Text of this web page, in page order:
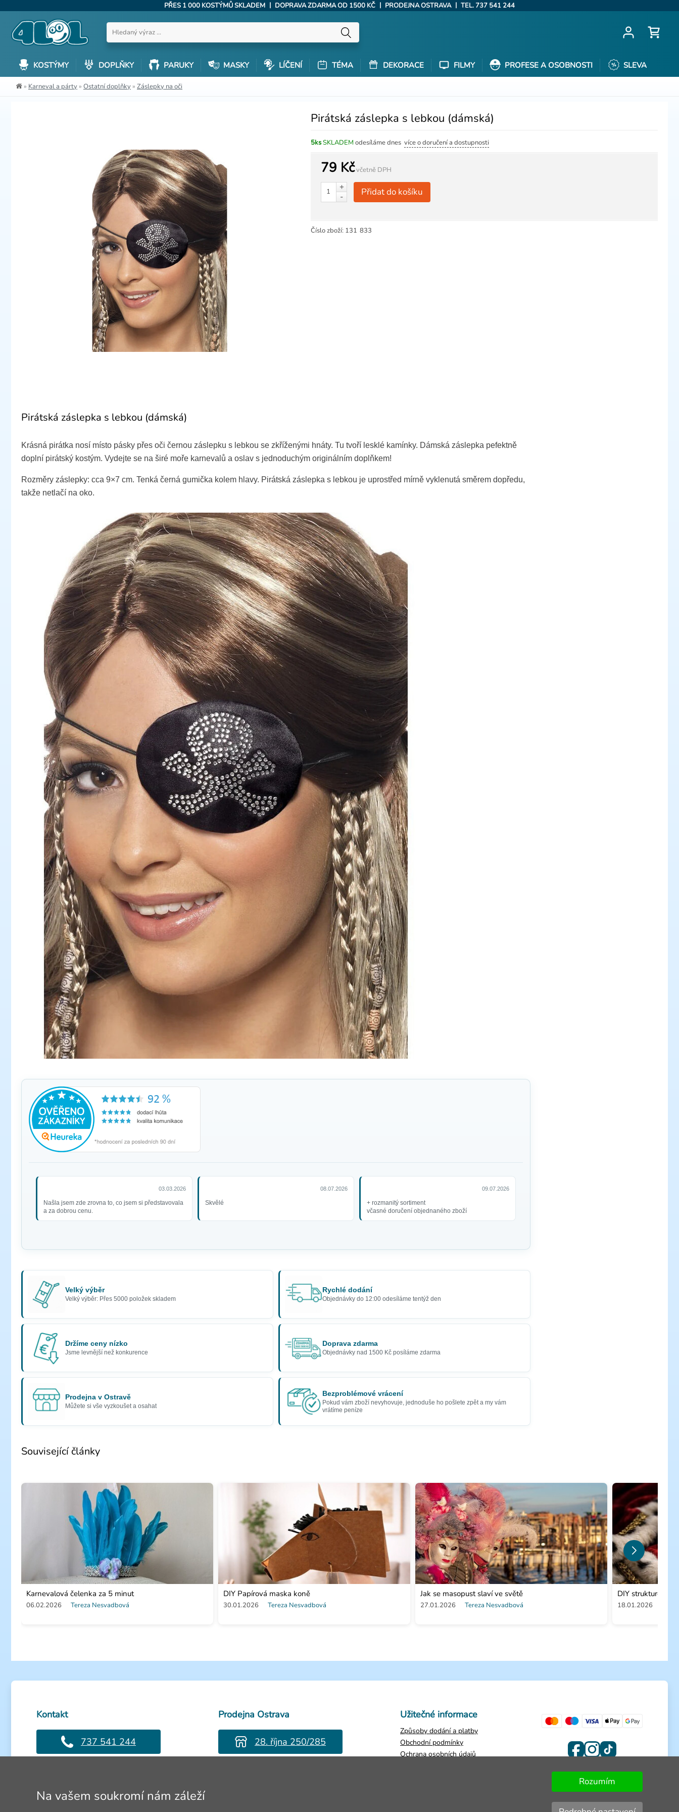
PŘES 1 000 KOSTÝMŮ SKLADEM | DOPRAVA ZDARMA OD 1500 KČ | PRODEJNA OSTRAVA | TEL. 737 541 244
KOSTÝMY DOPLŇKY PARUKY MASKY LÍČENÍ TÉMA DEKORACE FILMY PROFESE A OSOBNOSTI SLEVA
» Karneval a párty » Ostatní doplňky » Záslepky na oči
Pirátská záslepka s lebkou (dámská)
5ksSKLADEM odesíláme dnesvíce o doručení a dostupnosti
79 Kčvčetně DPH
+
-
Přidat do košíku
Číslo zboží: 131 833
Pirátská záslepka s lebkou (dámská)
Krásná pirátka nosí místo pásky přes oči černou záslepku s lebkou se zkříženými hnáty. Tu tvoří lesklé kamínky. Dámská záslepka pefektně
doplní pirátský kostým. Vydejte se na širé moře karnevalů a oslav s jednoduchým originálním doplňkem!
Rozměry záslepky: cca 9×7 cm. Tenká černá gumička kolem hlavy. Pirátská záslepka s lebkou je uprostřed mírně vyklenutá směrem dopředu,
takže netlačí na oko.
03.03.2026
Našla jsem zde zrovna to, co jsem si představovala
a za dobrou cenu.
08.07.2026
Skvělé
09.07.2026
+ rozmanitý sortiment
včasné doručení objednaného zboží
Velký výběr
Velký výběr: Přes 5000 položek skladem
Rychlé dodání
Objednávky do 12:00 odesíláme tentýž den
Držíme ceny nízko
Jsme levnější než konkurence
Doprava zdarma
Objednávky nad 1500 Kč posíláme zdarma
Prodejna v Ostravě
Můžete si vše vyzkoušet a osahat
Bezproblémové vrácení
Pokud vám zboží nevyhovuje, jednoduše ho pošlete zpět a my vám
vrátíme peníze
Související články
Karnevalová čelenka za 5 minut
06.02.2026 Tereza Nesvadbová
DIY Papírová maska koně
30.01.2026 Tereza Nesvadbová
Jak se masopust slaví ve světě
27.01.2026 Tereza Nesvadbová
DIY
18.01.2026
Kontakt
737 541 244
info@4lol.cz
Prodejna Ostrava
28. října 250/285
Užitečné informace
Způsoby dodání a platby
Obchodní podmínky
Ochrana osobních údajů
Na vašem soukromí nám záleží
Rozumím